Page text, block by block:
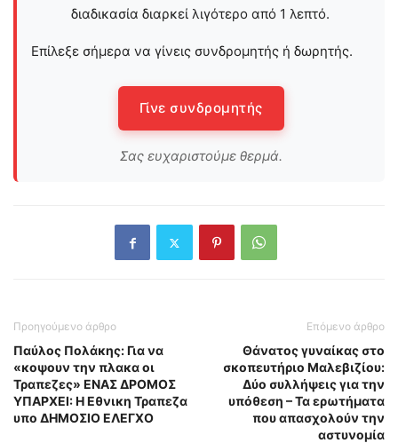
διαδικασία διαρκεί λιγότερο από 1 λεπτό.
Επίλεξε σήμερα να γίνεις συνδρομητής ή δωρητής.
Γίνε συνδρομητής
Σας ευχαριστούμε θερμά.
Προηγούμενο άρθρο
Παύλος Πολάκης: Για να
«κοψουν την πλακα οι
Τραπεζες» ΕΝΑΣ ΔΡΟΜΟΣ
ΥΠΑΡΧΕΙ: Η Εθνικη Τραπεζα
υπο ΔΗΜΟΣΙΟ ΕΛΕΓΧΟ
Επόμενο άρθρο
Θάνατος γυναίκας στο
σκοπευτήριο Μαλεβιζίου:
Δύο συλλήψεις για την
υπόθεση – Τα ερωτήματα
που απασχολούν την
αστυνομία